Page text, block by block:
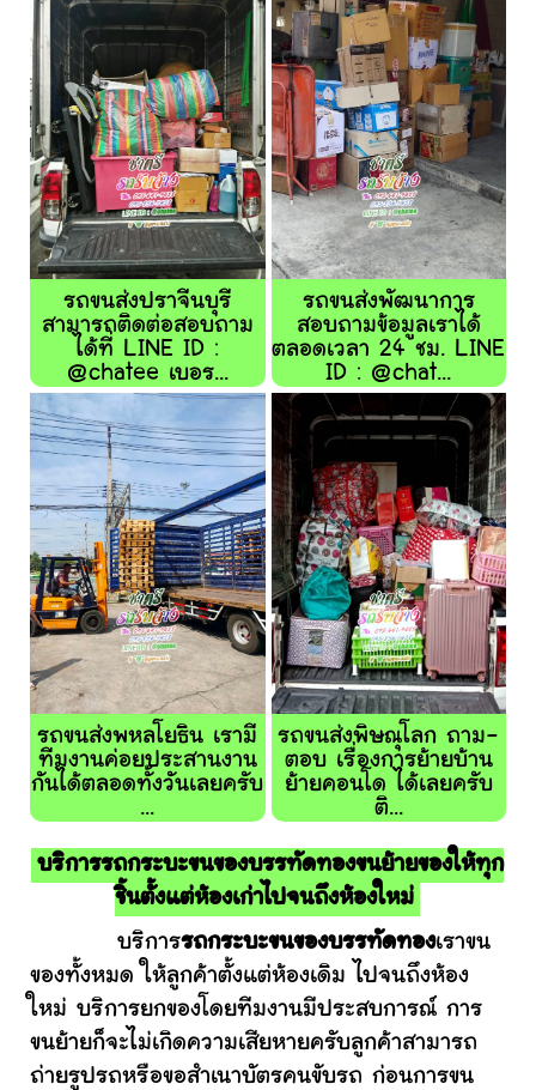
รถขนส่งปราจีนบุรี
สามารถติดต่อสอบถาม
ได้ที่ LINE ID :
@chatee เบอร...
รถขนส่งพัฒนาการ
สอบถามข้อมูลเราได้
ตลอดเวลา 24 ชม. LINE
ID : @chat...
รถขนส่งพหลโยธิน เรามี
ทีมงานค่อยประสานงาน
กันได้ตลอดทั้งวันเลยครับ
...
รถขนส่งพิษณุโลก ถาม-
ตอบ เรื่องการย้ายบ้าน
ย้ายคอนโด ได้เลยครับ
ติ...
บริการรถกระบะขนของบรรทัดทองขนย้ายของให้ทุก
ชิ้นตั้งแต่ห้องเก่าไปจนถึงห้องใหม่
บริการรถกระบะขนของบรรทัดทองเราขน
ของทั้งหมด ให้ลูกค้าตั้งแต่ห้องเดิม ไปจนถึงห้อง
ใหม่ บริการยกของโดยทีมงานมีประสบการณ์ การ
ขนย้ายก็จะไม่เกิดความเสียหายครับลูกค้าสามารถ
ถ่ายรูปรถหรือขอสำเนาบัตรคนขับรถ ก่อนการขน